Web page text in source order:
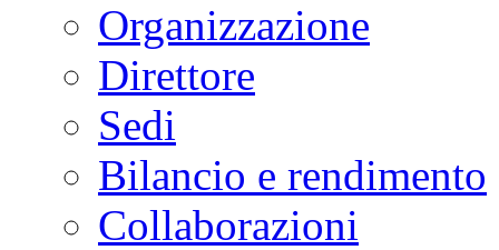
Organizzazione
Direttore
Sedi
Bilancio e rendimento
Collaborazioni